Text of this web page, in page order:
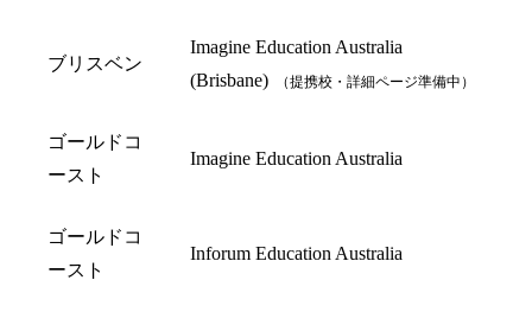
ブリスベン
Imagine Education Australia
(Brisbane)
（提携校・詳細ページ準備中）
ゴールドコ
ースト
Imagine Education Australia
ゴールドコ
ースト
Inforum Education Australia